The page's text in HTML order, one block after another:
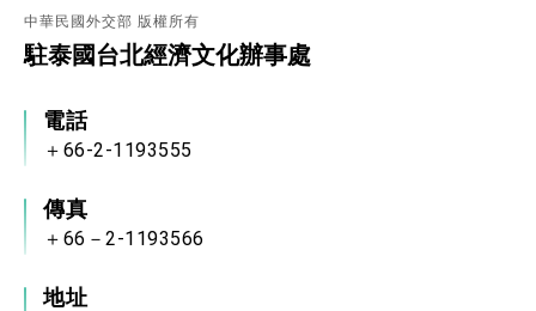
中華民國外交部 版權所有
駐泰國台北經濟文化辦事處
電話
＋66-2-1193555
傳真
＋66－2-1193566
地址